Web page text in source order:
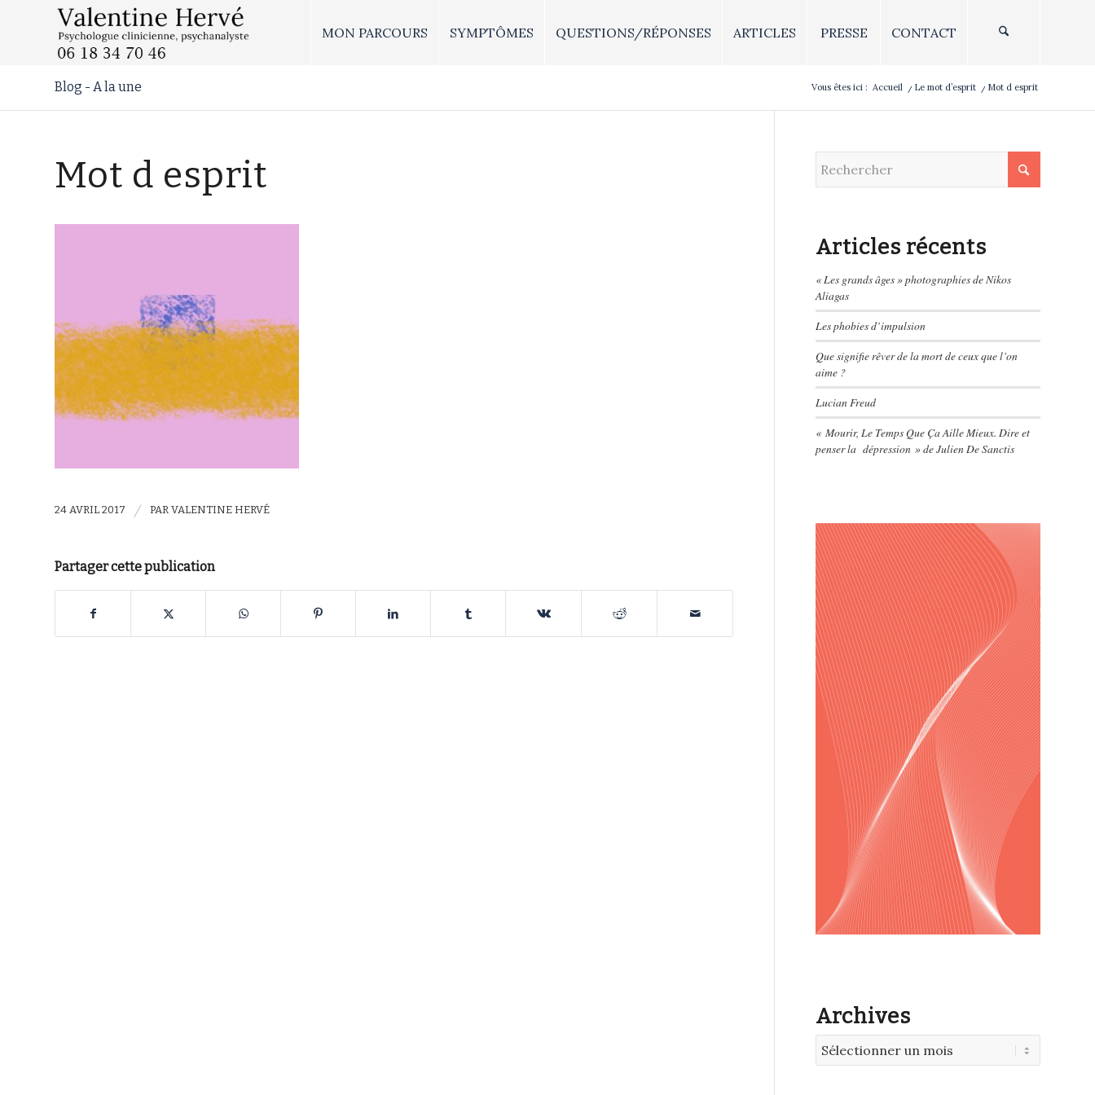
MON PARCOURS SYMPTÔMES QUESTIONS/RÉPONSES ARTICLES PRESSE CONTACT
Blog - A la une Vous êtes ici : Accueil / Le mot d’esprit / Mot d esprit
Mot d esprit
24 AVRIL 2017 / PAR VALENTINE HERVÉ
Partager cette publication
Articles récents
« Les grands âges » photographies de Nikos
Aliagas
Les phobies d’impulsion
Que signifie rêver de la mort de ceux que l’on
aime ?
Lucian Freud
« Mourir, Le Temps Que Ça Aille Mieux. Dire et
penser la dépression » de Julien De Sanctis
Archives